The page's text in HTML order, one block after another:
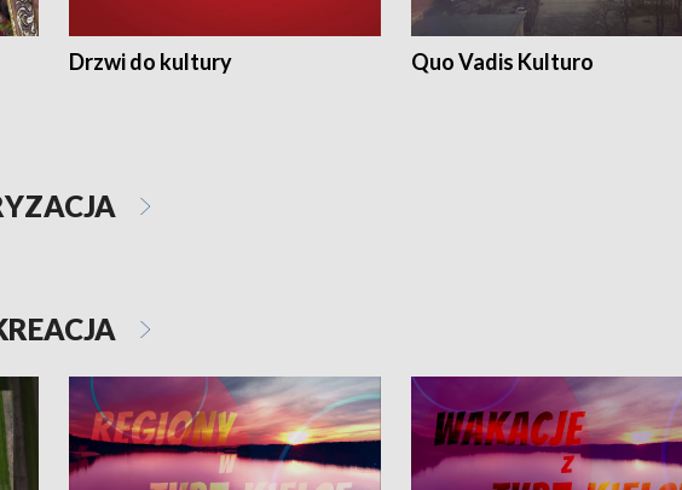
Drzwi do kultury Quo Vadis Kulturo